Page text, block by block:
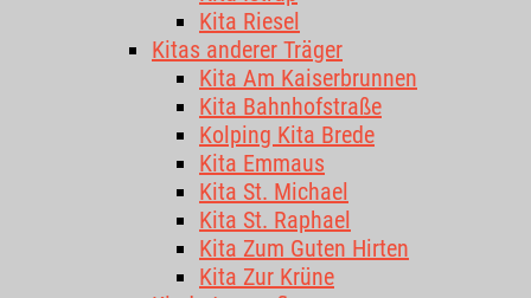
Kita Riesel
Kitas anderer Träger
Kita Am Kaiserbrunnen
Kita Bahnhofstraße
Kolping Kita Brede
Kita Emmaus
Kita St. Michael
Kita St. Raphael
Kita Zum Guten Hirten
Kita Zur Krüne